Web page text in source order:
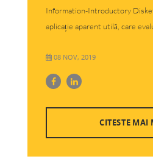
Information-Introductory
aplicație aparent utilă, care
08 NOV, 2019
CITESTE MAI